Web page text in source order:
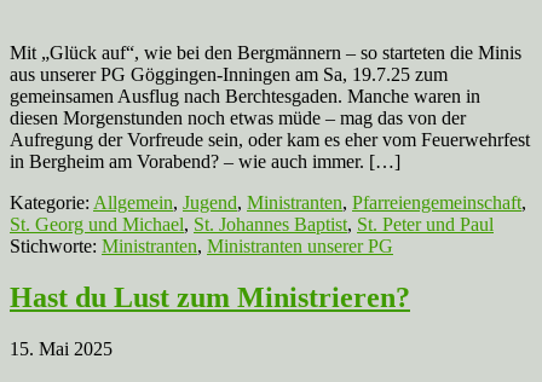
Mit „Glück auf“, wie bei den Bergmännern – so starteten die Minis
aus unserer PG Göggingen-Inningen am Sa, 19.7.25 zum
gemeinsamen Ausflug nach Berchtesgaden. Manche waren in
diesen Morgenstunden noch etwas müde – mag das von der
Aufregung der Vorfreude sein, oder kam es eher vom Feuerwehrfest
in Bergheim am Vorabend? – wie auch immer. […]
Kategorie: Allgemein, Jugend, Ministranten, Pfarreiengemeinschaft,
St. Georg und Michael, St. Johannes Baptist, St. Peter und Paul
Stichworte: Ministranten, Ministranten unserer PG
Hast du Lust zum Ministrieren?
15. Mai 2025